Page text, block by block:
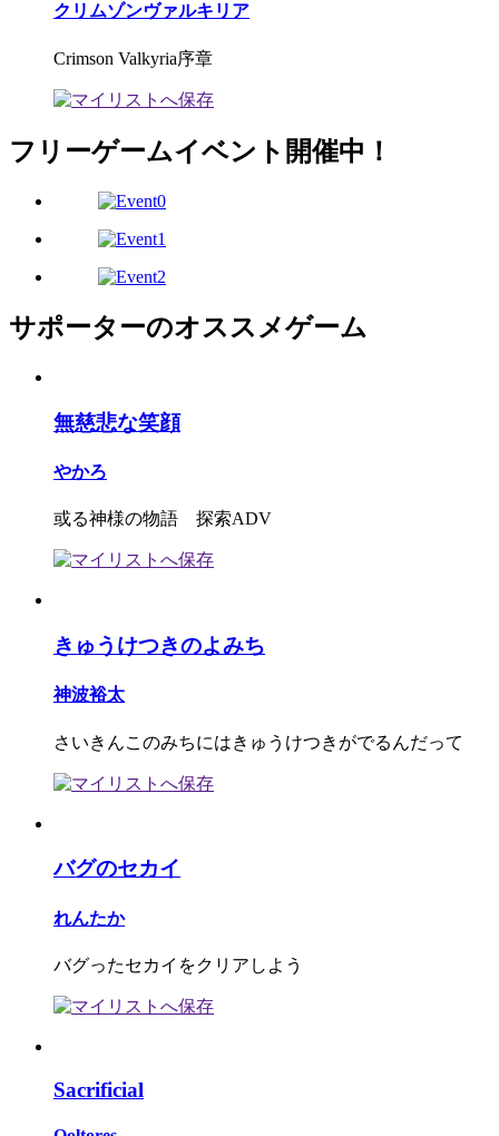
クリムゾンヴァルキリア
Crimson Valkyria序章
フリーゲームイベント開催中！
サポーターのオススメゲーム
無慈悲な笑顔
やかろ
或る神様の物語 探索ADV
きゅうけつきのよみち
神波裕太
さいきんこのみちにはきゅうけつきがでるんだって
バグのセカイ
れんたか
バグったセカイをクリアしよう
Sacrificial